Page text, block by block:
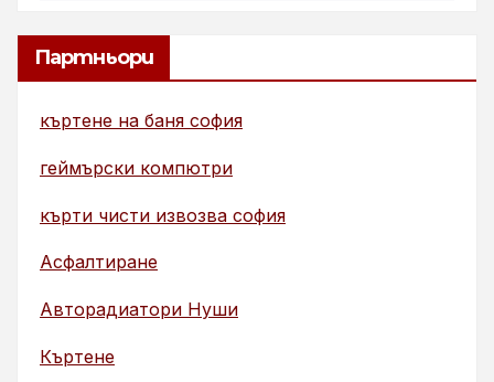
Партньори
къртене на баня софия
геймърски компютри
кърти чисти извозва софия
Асфалтиране
Авторадиатори Нуши
Къртене